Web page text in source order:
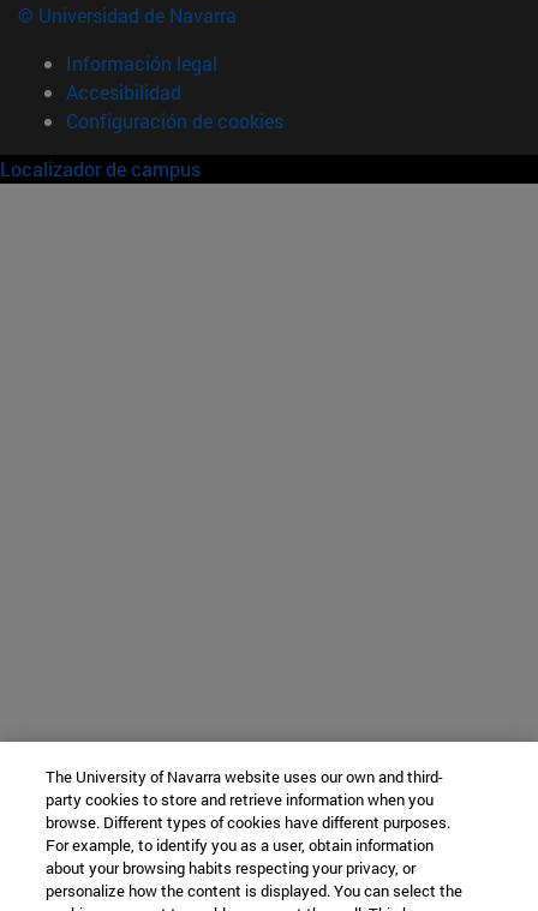
© Universidad de Navarra
Información legal
Accesibilidad
Configuración de cookies
Localizador de campus
The University of Navarra website uses our own and third-
party cookies to store and retrieve information when you
browse. Different types of cookies have different purposes.
For example, to identify you as a user, obtain information
about your browsing habits respecting your privacy, or
personalize how the content is displayed. You can select the